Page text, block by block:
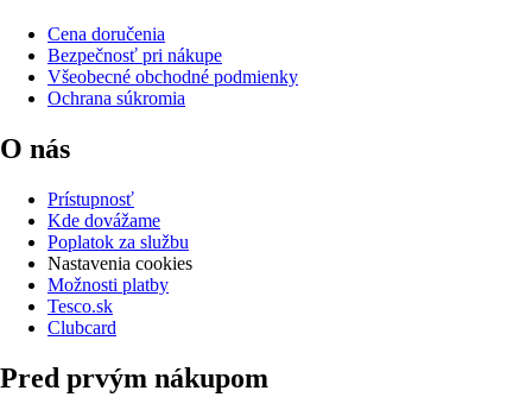
Cena doručenia
Bezpečnosť pri nákupe
Všeobecné obchodné podmienky
Ochrana súkromia
O nás
Prístupnosť
Kde dovážame
Poplatok za službu
Nastavenia cookies
Možnosti platby
Tesco.sk
Clubcard
Pred prvým nákupom